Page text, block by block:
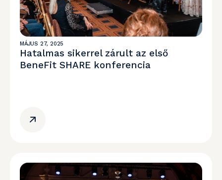
MÁJUS 27, 2025
Hatalmas sikerrel zárult az első
BeneFit SHARE konferencia